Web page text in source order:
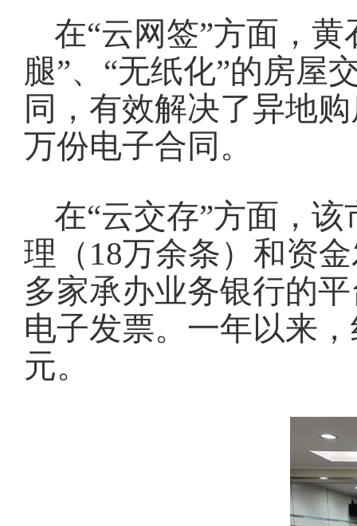
在“云网签”方面，
腿”、“无纸化”的房屋
同，有效解决了异地
万份电子合同。
在“云交存”方面，
理（18万余条）和资
多家承办业务银行的
电子发票。一年以来
元。